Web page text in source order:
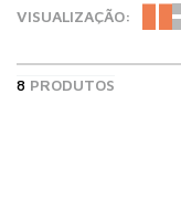
VISUALIZAÇÃO:
8 PRODUTOS